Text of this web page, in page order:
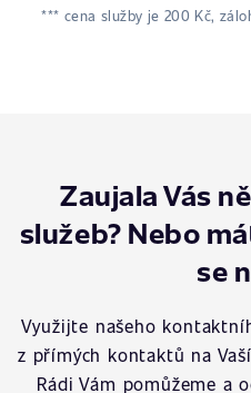
*** cena služby je 200 Kč,
Zaujala Vás
služeb? Nebo
se
Využijte našeho
z přímých kontaktů na
Rádi Vám pomůžeme a